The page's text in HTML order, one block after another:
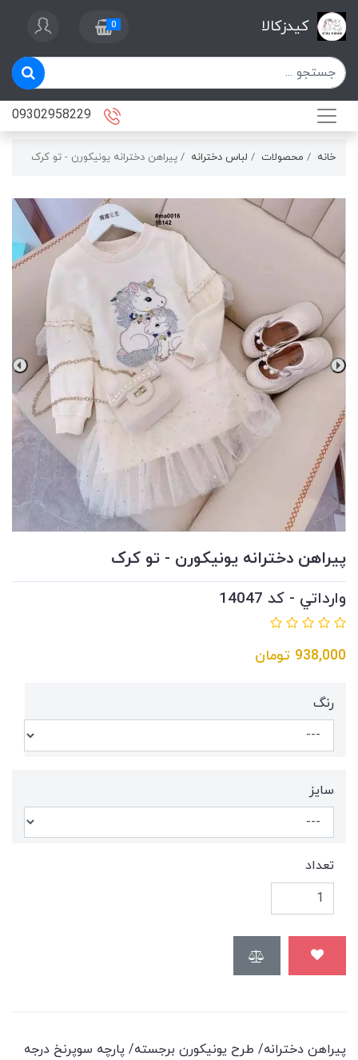
کیدزکالا 0
خانه محصولات لباس دخترانه پيراهن دخترانه يونيكورن - تو کرک
پيراهن دخترانه يونيكورن - تو کرک
وارداتي - کد 14047
938,000 تومان
رنگ
سايز
تعداد
پیراهن دخترانه/ طرح یونیکورن برجسته/ پارچه سوپرنخ درجه